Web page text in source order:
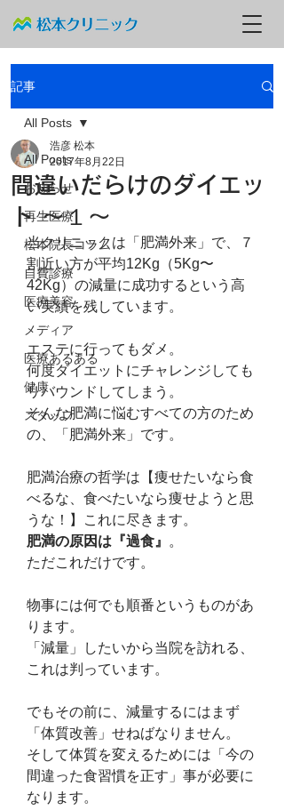
記事
All Posts
お知らせ
再生医療
松本院長コラム
自費診療
医療美容
メディア
医療あるある
健康
スタッフ
All Posts
間違いだらけのダイエッ
ト 〜１〜
浩彦 松本
2017年8月22日
当クリニックは「肥満外来」で、７
割近い方が平均12Kg（5Kg〜
42Kg）の減量に成功するという高
い実績を残しています。
エステに行ってもダメ。
何度ダイエットにチャレンジしても
リバウンドしてしまう。
そんな肥満に悩むすべての方のため
の、「肥満外来」です。
肥満治療の哲学は【痩せたいなら食
べるな、食べたいなら痩せようと思
うな！】これに尽きます。
肥満の原因は『過食』
。
ただこれだけです。
物事には何でも順番というものがあ
ります。
「減量」したいから当院を訪れる、
これは判っています。
でもその前に、減量するにはまず
「体質改善」せねばなりません。
そして体質を変えるためには「今の
間違った食習慣を正す」事が必要に
なります。